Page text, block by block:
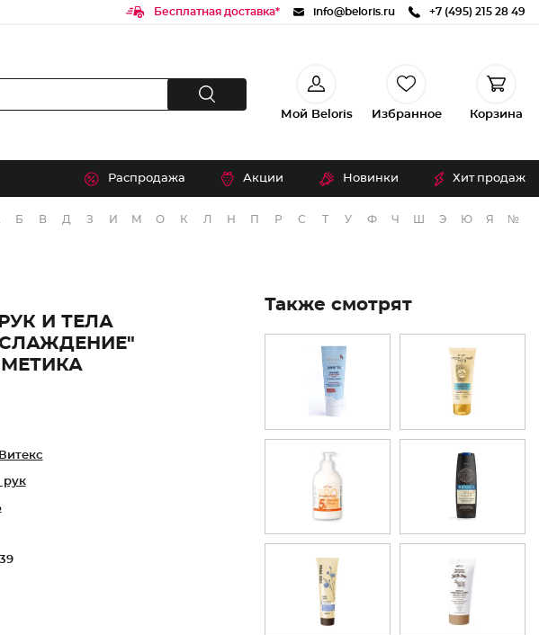
Бесплатная доставка* info@beloris.ru +7 (495) 215 28 49
Мой Beloris Избранное Корзина
Распродажа Акции Новинки Хит продаж
Б В Д З И М О К Л Н П Р С Т У Ф Ч Э Ю Я №
И ТЕЛА
рук
Также смотрят